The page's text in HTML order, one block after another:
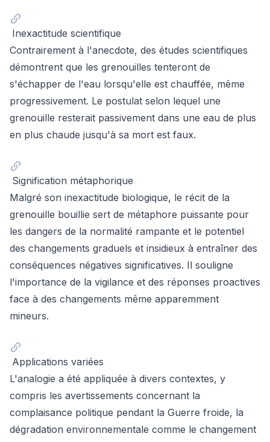
Inexactitude scientifique
Contrairement à l'anecdote, des études scientifiques
démontrent que les grenouilles tenteront de
s'échapper de l'eau lorsqu'elle est chauffée, même
progressivement. Le postulat selon lequel une
grenouille resterait passivement dans une eau de plus
en plus chaude jusqu'à sa mort est faux.
Signification métaphorique
Malgré son inexactitude biologique, le récit de la
grenouille bouillie sert de métaphore puissante pour
les dangers de la normalité rampante et le potentiel
des changements graduels et insidieux à entraîner des
conséquences négatives significatives. Il souligne
l'importance de la vigilance et des réponses proactives
face à des changements même apparemment
mineurs.
Applications variées
L'analogie a été appliquée à divers contextes, y
compris les avertissements concernant la
complaisance politique pendant la Guerre froide, la
dégradation environnementale comme le changement